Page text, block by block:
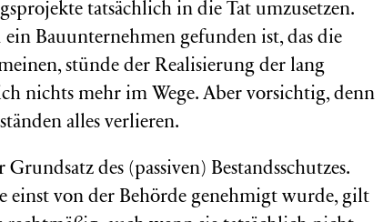
tatsächlich in die Tat umzusetzen.
Bauunternehmen gefunden ist, das die
stünde der Realisierung der lang
nichts mehr im Wege. Aber vorsichtig, denn
alles verlieren.
des (passiven) Bestandsschutzes.
einst von der Behörde genehmigt wurde, gilt